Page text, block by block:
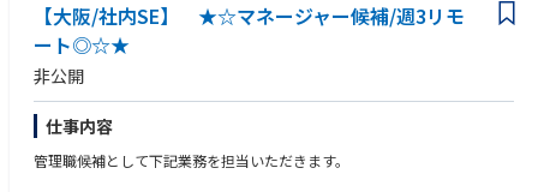
【大阪/社内SE】 ★☆マネージャー候補/週3リモ
ート◎☆★
非公開
仕事内容
管理職候補として下記業務を担当いただきます。